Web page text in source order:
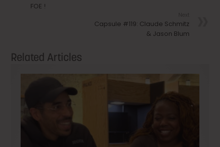
FOE !
Capsule #119: Claude Schmitz
& Jason Blum
Related Articles